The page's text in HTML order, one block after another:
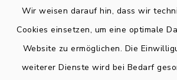
Wir weisen darauf hin, dass wir
Cookies einsetzen, um eine optimale
Website zu ermöglichen. Die
weiterer Dienste wird bei Bedarf